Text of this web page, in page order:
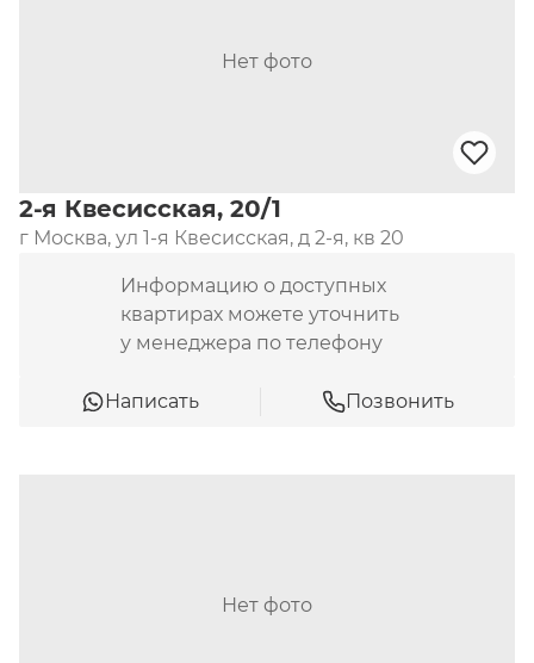
Нет фото
2-я Квесисская, 20/1
г Москва, ул 1-я Квесисская, д 2-я, кв 20
Информацию о доступных
квартирах можете уточнить
у менеджера по телефону
Написать Позвонить
Нет фото